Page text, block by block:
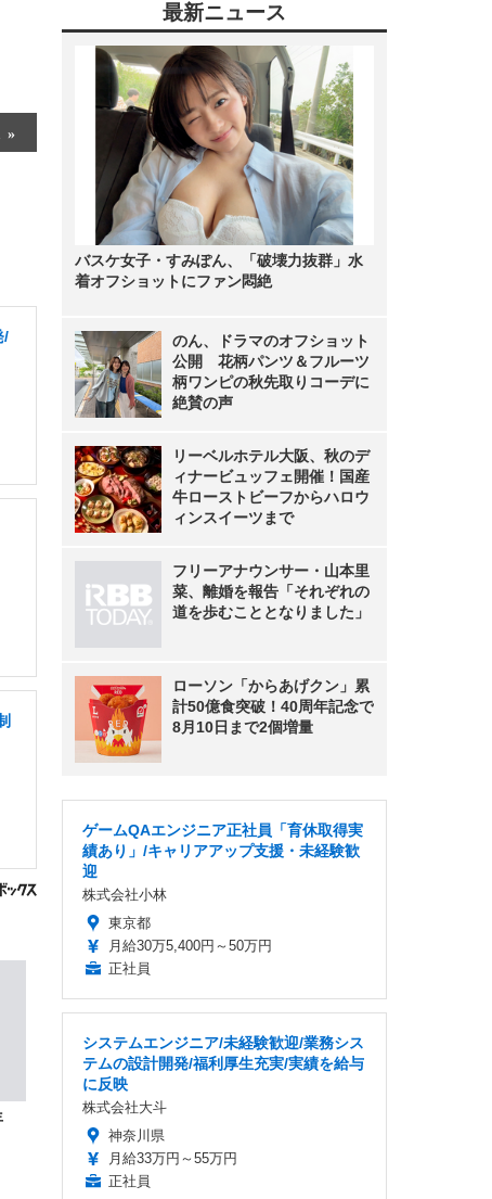
/
最新ニュース
バスケ女子・すみぽん、「破壊力抜群」水
着オフショットにファン悶絶
のん、ドラマのオフショット
公開 花柄パンツ＆フルーツ
柄ワンピの秋先取りコーデに
絶賛の声
リーベルホテル大阪、秋のデ
ィナービュッフェ開催！国産
牛ローストビーフからハロウ
ィンスイーツまで
フリーアナウンサー・山本里
菜、離婚を報告「それぞれの
道を歩むこととなりました」
ローソン「からあげクン」累
計50億食突破！40周年記念で
8月10日まで2個増量
ゲームQAエンジニア正社員「育休取得実
績あり」/キャリアアップ支援・未経験歓
迎
株式会社小林
東京都
月給30万5,400円～50万円
正社員
システムエンジニア/未経験歓迎/業務シス
テムの設計開発/福利厚生充実/実績を給与
に反映
株式会社大斗
神奈川県
月給33万円～55万円
正社員